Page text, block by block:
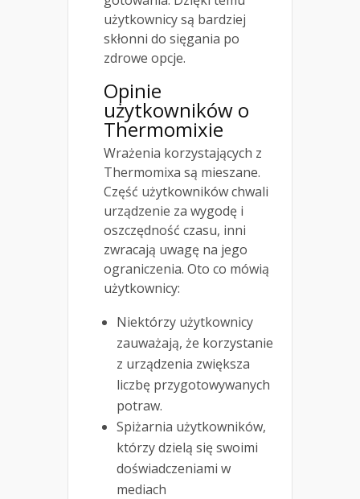
użytkownicy są bardziej
skłonni do sięgania po
zdrowe opcje.
Opinie
użytkowników o
Thermomixie
Wrażenia korzystających z
Thermomixa są mieszane.
Część użytkowników chwali
urządzenie za wygodę i
oszczędność czasu, inni
zwracają uwagę na jego
ograniczenia. Oto co mówią
użytkownicy:
Niektórzy użytkownicy
zauważają, że korzystanie
z urządzenia zwiększa
liczbę przygotowywanych
potraw.
Spiżarnia użytkowników,
którzy dzielą się swoimi
doświadczeniami w
mediach